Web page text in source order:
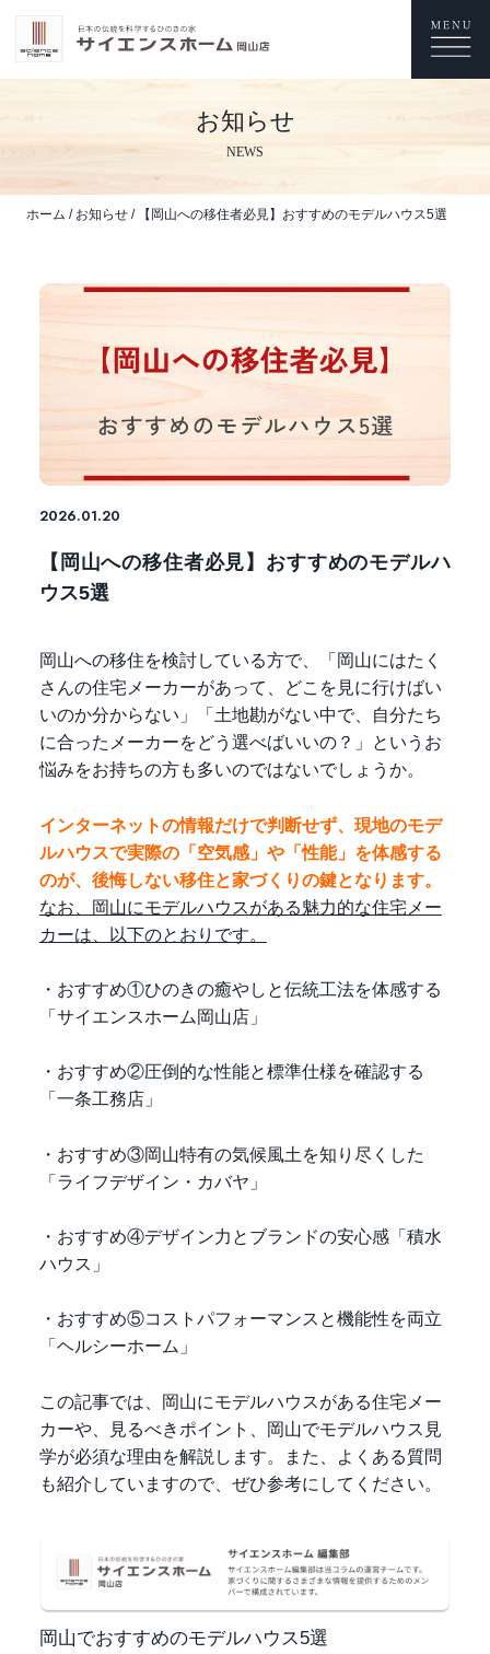
お知らせ
NEWS
ホーム / お知らせ/ 【岡山への移住者必見】おすすめのモデルハウス5選
2026.01.20
【岡山への移住者必見】おすすめのモデルハ
ウス5選
岡山への移住を検討している方で、「岡山にはたく
さんの住宅メーカーがあって、どこを見に行けばい
いのか分からない」「土地勘がない中で、自分たち
に合ったメーカーをどう選べばいいの？」というお
悩みをお持ちの方も多いのではないでしょうか。
インターネットの情報だけで判断せず、現地のモデ
ルハウスで実際の「空気感」や「性能」を体感する
のが、後悔しない移住と家づくりの鍵となります。
なお、岡山にモデルハウスがある魅力的な住宅メー
カーは、以下のとおりです。
・おすすめ①ひのきの癒やしと伝統工法を体感する
「サイエンスホーム岡山店」
・おすすめ②圧倒的な性能と標準仕様を確認する
「一条工務店」
・おすすめ③岡山特有の気候風土を知り尽くした
「ライフデザイン・カバヤ」
・おすすめ④デザイン力とブランドの安心感「積水
ハウス」
・おすすめ⑤コストパフォーマンスと機能性を両立
「ヘルシーホーム」
この記事では、岡山にモデルハウスがある住宅メー
カーや、見るべきポイント、岡山でモデルハウス見
学が必須な理由を解説します。また、よくある質問
も紹介していますので、ぜひ参考にしてください。
岡山でおすすめのモデルハウス5選